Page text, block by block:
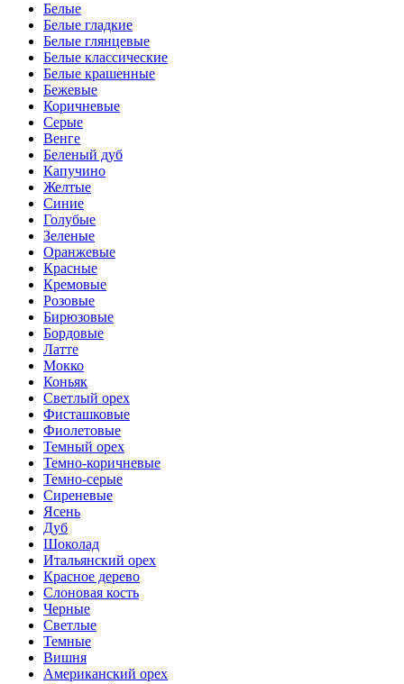
Белые
Белые гладкие
Белые глянцевые
Белые классические
Белые крашенные
Бежевые
Коричневые
Серые
Венге
Беленый дуб
Капучино
Желтые
Синие
Голубые
Зеленые
Оранжевые
Красные
Кремовые
Розовые
Бирюзовые
Бордовые
Латте
Мокко
Коньяк
Светлый орех
Фисташковые
Фиолетовые
Темный орех
Темно-коричневые
Темно-серые
Сиреневые
Ясень
Дуб
Шоколад
Итальянский орех
Красное дерево
Слоновая кость
Черные
Светлые
Темные
Вишня
Американский орех